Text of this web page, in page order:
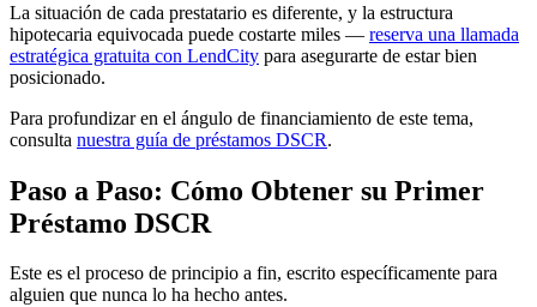
La situación de cada prestatario es diferente, y la estructura
hipotecaria equivocada puede costarte miles — reserva una llamada
estratégica gratuita con LendCity para asegurarte de estar bien
posicionado.
Para profundizar en el ángulo de financiamiento de este tema,
consulta nuestra guía de préstamos DSCR.
Paso a Paso: Cómo Obtener su Primer
Préstamo DSCR
Este es el proceso de principio a fin, escrito específicamente para
alguien que nunca lo ha hecho antes.